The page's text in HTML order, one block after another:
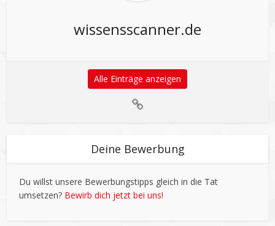
wissensscanner.de
Alle Einträge anzeigen
Deine Bewerbung
Du willst unsere Bewerbungstipps gleich in die Tat
umsetzen? Bewirb dich jetzt bei uns!